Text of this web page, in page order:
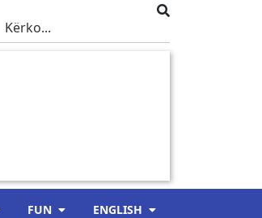
FUN ENGLISH